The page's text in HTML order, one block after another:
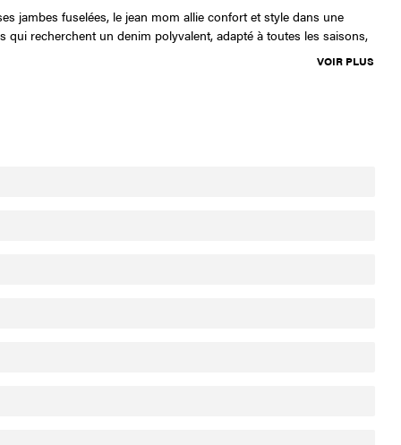
jambes fuselées, le jean mom allie confort et style dans une
recherchent un denim polyvalent, adapté à toutes les saisons,
VOIR PLUS